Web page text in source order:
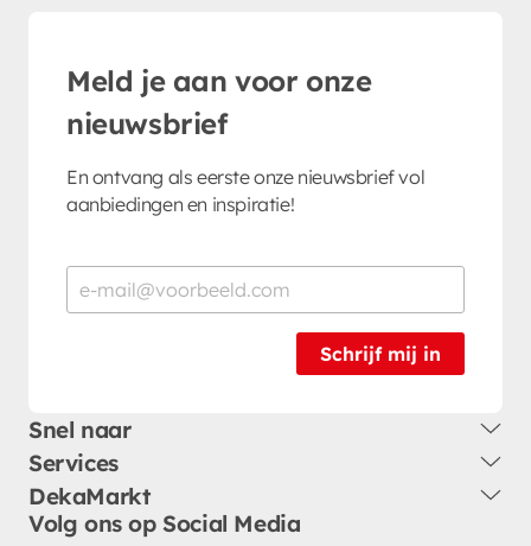
Meld je aan voor onze
nieuwsbrief
En ontvang als eerste onze nieuwsbrief vol
aanbiedingen en inspiratie!
Schrijf mij in
Snel naar
Services
DekaMarkt
Volg ons op Social Media